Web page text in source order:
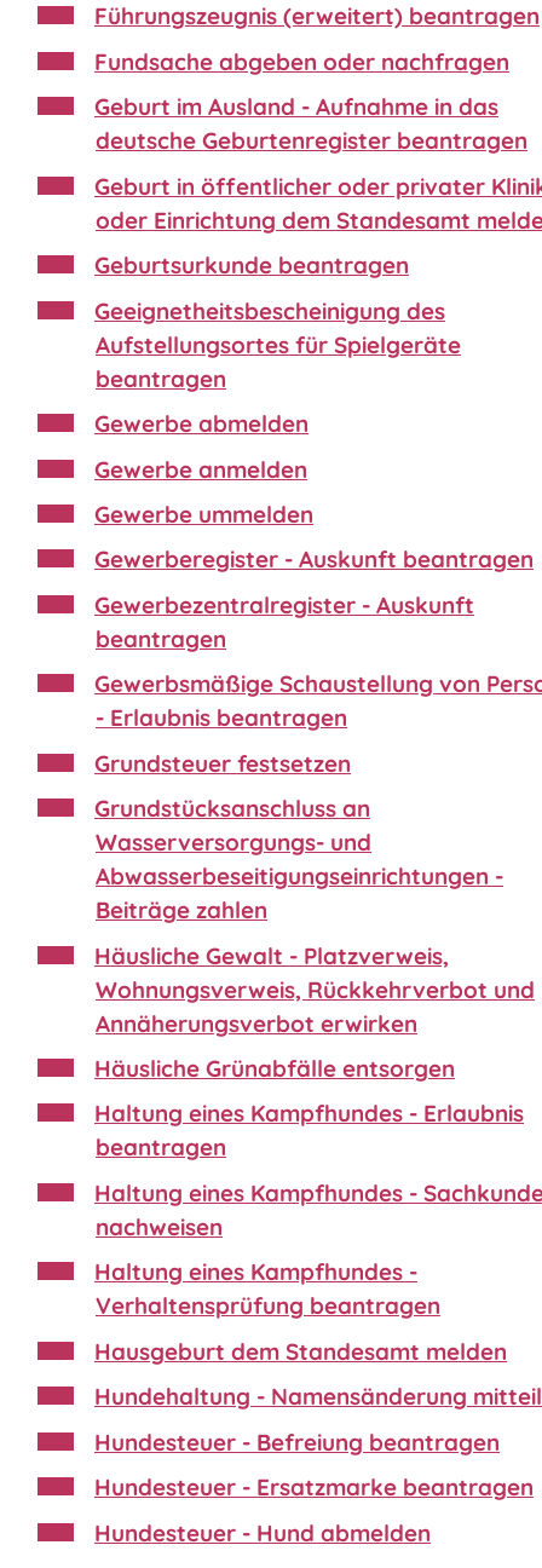
Führungszeugnis (erweitert) beantragen
Fundsache abgeben oder nachfragen
Geburt im Ausland - Aufnahme in das
deutsche Geburtenregister beantragen
Geburt in öffentlicher oder privater
oder Einrichtung dem Standesamt
Geburtsurkunde beantragen
Geeignetheitsbescheinigung des
Aufstellungsortes für Spielgeräte
beantragen
Gewerbe abmelden
Gewerbe anmelden
Gewerbe ummelden
Gewerberegister - Auskunft beantragen
Gewerbezentralregister - Auskunft
beantragen
Gewerbsmäßige Schaustellung von
- Erlaubnis beantragen
Grundsteuer festsetzen
Grundstücksanschluss an
Wasserversorgungs- und
Abwasserbeseitigungseinrichtungen -
Beiträge zahlen
Häusliche Gewalt - Platzverweis,
Wohnungsverweis, Rückkehrverbot und
Annäherungsverbot erwirken
Häusliche Grünabfälle entsorgen
Haltung eines Kampfhundes - Erlaubnis
beantragen
Haltung eines Kampfhundes -
nachweisen
Haltung eines Kampfhundes -
Verhaltensprüfung beantragen
Hausgeburt dem Standesamt melden
Hundehaltung - Namensänderung
Hundesteuer - Befreiung beantragen
Hundesteuer - Ersatzmarke beantragen
Hundesteuer - Hund abmelden